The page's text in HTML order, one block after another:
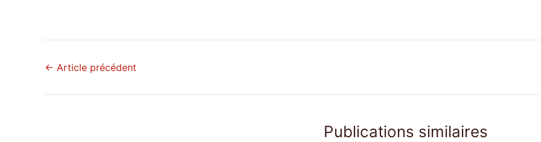
← Article précédent
Publications similaires